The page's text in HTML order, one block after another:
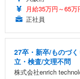
月給35万円～65万
正社員
27卒・新卒/ものづ
立・検査/文理不問
株式会社enrich